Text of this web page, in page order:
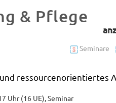
& Pflege
Seminare
ressourcenorientiertes
Uhr (16 UE), Seminar